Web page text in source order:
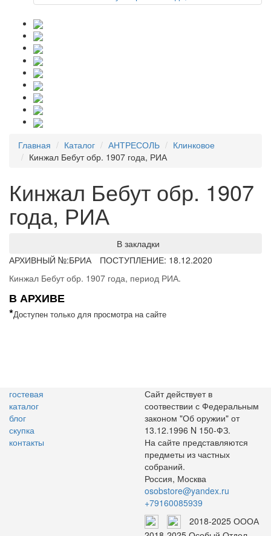
Главная Каталог АНТРЕСОЛЬ
Клинковое
Кинжал Бебут обр. 1907 года, РИА
Кинжал Бебут обр. 1907
года, РИА
В закладки
АРХИВНЫЙ №:БРИА
ПОСТУПЛЕНИЕ: 18.12.2020
Кинжал Бебут обр. 1907 года, период РИА.
В АРХИВЕ
*Доступен только для просмотра на сайте
гостевая
каталог
блог
скупка
контакты
Сайт действует в
соотвествии с Федеральным
законом "Об оружии" от
13.12.1996 N 150-ФЗ.
На сайте представляются
предметы из частных
собраний.
Россия, Москва
osobstore@yandex.ru
+79160085939
2018-2025 ОООА